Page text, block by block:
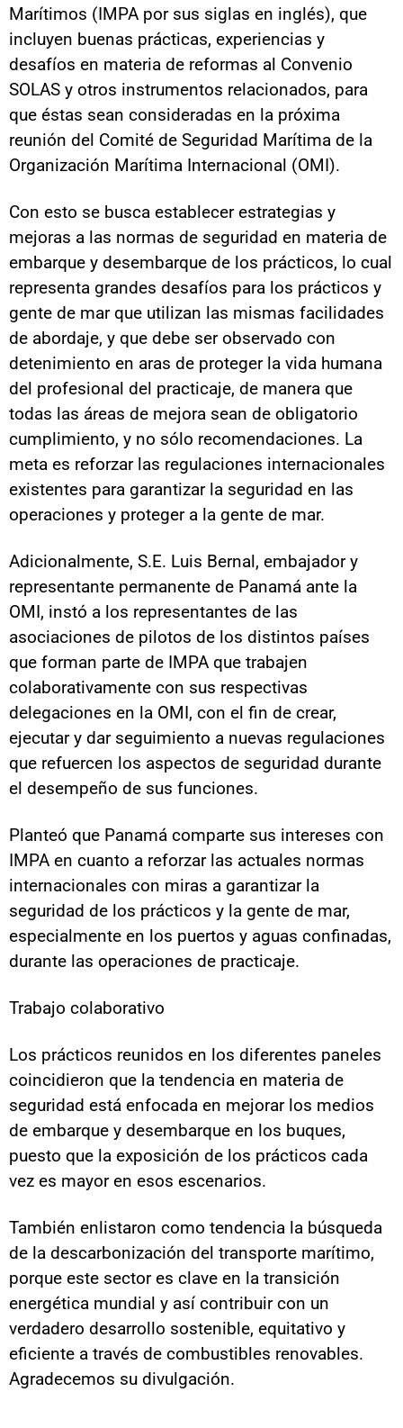
Marítimos (IMPA por sus siglas en inglés), que
incluyen buenas prácticas, experiencias y
desafíos en materia de reformas al Convenio
SOLAS y otros instrumentos relacionados, para
que éstas sean consideradas en la próxima
reunión del Comité de Seguridad Marítima de la
Organización Marítima Internacional (OMI).
Con esto se busca establecer estrategias y
mejoras a las normas de seguridad en materia de
embarque y desembarque de los prácticos, lo cual
representa grandes desafíos para los prácticos y
gente de mar que utilizan las mismas facilidades
de abordaje, y que debe ser observado con
detenimiento en aras de proteger la vida humana
del profesional del practicaje, de manera que
todas las áreas de mejora sean de obligatorio
cumplimiento, y no sólo recomendaciones. La
meta es reforzar las regulaciones internacionales
existentes para garantizar la seguridad en las
operaciones y proteger a la gente de mar.
Adicionalmente, S.E. Luis Bernal, embajador y
representante permanente de Panamá ante la
OMI, instó a los representantes de las
asociaciones de pilotos de los distintos países
que forman parte de IMPA que trabajen
colaborativamente con sus respectivas
delegaciones en la OMI, con el fin de crear,
ejecutar y dar seguimiento a nuevas regulaciones
que refuercen los aspectos de seguridad durante
el desempeño de sus funciones.
Planteó que Panamá comparte sus intereses con
IMPA en cuanto a reforzar las actuales normas
internacionales con miras a garantizar la
seguridad de los prácticos y la gente de mar,
especialmente en los puertos y aguas confinadas,
durante las operaciones de practicaje.
Trabajo colaborativo
Los prácticos reunidos en los diferentes paneles
coincidieron que la tendencia en materia de
seguridad está enfocada en mejorar los medios
de embarque y desembarque en los buques,
puesto que la exposición de los prácticos cada
vez es mayor en esos escenarios.
También enlistaron como tendencia la búsqueda
de la descarbonización del transporte marítimo,
porque este sector es clave en la transición
energética mundial y así contribuir con un
verdadero desarrollo sostenible, equitativo y
eficiente a través de combustibles renovables.
Agradecemos su divulgación.